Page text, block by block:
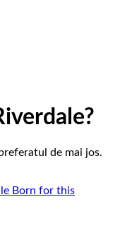
de mai jos.